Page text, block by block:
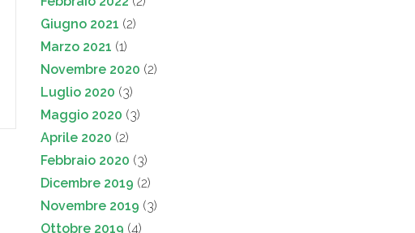
Giugno 2021 (2)
Marzo 2021 (1)
Novembre 2020 (2)
Luglio 2020 (3)
Maggio 2020 (3)
Aprile 2020 (2)
Febbraio 2020 (3)
Dicembre 2019 (2)
Novembre 2019 (3)
Ottobre 2019 (4)